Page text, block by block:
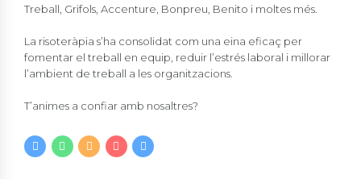
Treball, Grifols, Accenture, Bonpreu, Benito i moltes més.
La risoteràpia s’ha consolidat com una eina eficaç per
fomentar el treball en equip, reduir l’estrés laboral i millorar
l’ambient de treball a les organitzacions.
T’animes a confiar amb nosaltres?